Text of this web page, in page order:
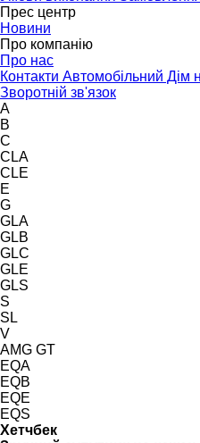
Прес центр
Новини
Про компанію
Про нас
Контакти Автомобільний Дім
Зворотній зв'язок
A
B
C
CLA
CLE
E
G
GLA
GLB
GLC
GLE
GLS
S
SL
V
AMG GT
EQA
EQB
EQE
EQS
Хетчбек